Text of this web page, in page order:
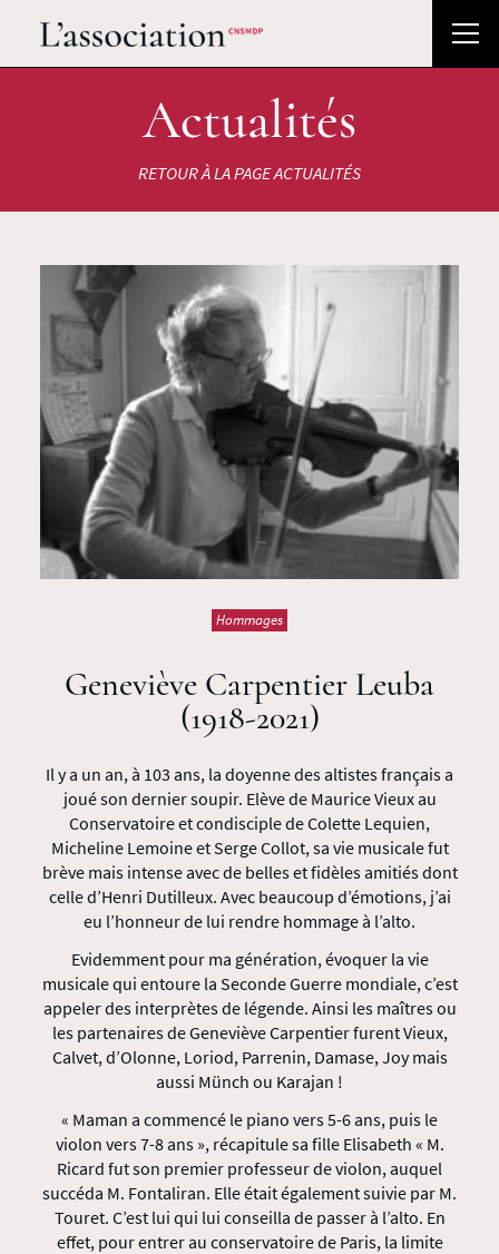
Actualités
RETOUR À LA PAGE ACTUALITÉS
Hommages
Geneviève Carpentier Leuba
(1918-2021)
Il y a un an, à 103 ans, la doyenne des altistes français a
joué son dernier soupir. Elève de Maurice Vieux au
Conservatoire et condisciple de Colette Lequien,
Micheline Lemoine et Serge Collot, sa vie musicale fut
brève mais intense avec de belles et fidèles amitiés dont
celle d’Henri Dutilleux. Avec beaucoup d’émotions, j’ai
eu l’honneur de lui rendre hommage à l’alto.
Evidemment pour ma génération, évoquer la vie
musicale qui entoure la Seconde Guerre mondiale, c’est
appeler des interprètes de légende. Ainsi les maîtres ou
les partenaires de Geneviève Carpentier furent Vieux,
Calvet, d’Olonne, Loriod, Parrenin, Damase, Joy mais
aussi Münch ou Karajan !
« Maman a commencé le piano vers 5-6 ans, puis le
violon vers 7-8 ans », récapitule sa fille Elisabeth « M.
Ricard fut son premier professeur de violon, auquel
succéda M. Fontaliran. Elle était également suivie par M.
Touret. C’est lui qui lui conseilla de passer à l’alto. En
effet, pour entrer au conservatoire de Paris, la limite